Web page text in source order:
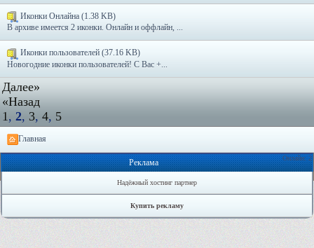
Иконки Онлайна (1.38 KB)
В архиве имеется 2 иконки. Онлайн и оффлайн, ...
Иконки пользователей (37.16 KB)
Новогодние иконки пользователей! С Вас +...
Далее»
«Назад
1 , 2, 3, 4, 5
Главная
Онлайн: 2
Реклама
Надёжный хостинг партнер
Купить рекламу